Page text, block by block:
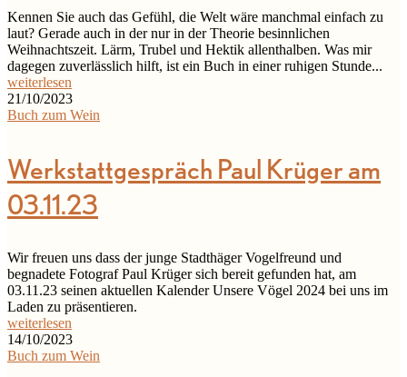
Kennen Sie auch das Gefühl, die Welt wäre manchmal einfach zu
laut? Gerade auch in der nur in der Theorie besinnlichen
Weihnachtszeit. Lärm, Trubel und Hektik allenthalben. Was mir
dagegen zuverlässlich hilft, ist ein Buch in einer ruhigen Stunde...
weiterlesen
21/10/2023
Buch zum Wein
Werkstattgespräch Paul Krüger am
03.11.23
Wir freuen uns dass der junge Stadthäger Vogelfreund und
begnadete Fotograf Paul Krüger sich bereit gefunden hat, am
03.11.23 seinen aktuellen Kalender Unsere Vögel 2024 bei uns im
Laden zu präsentieren.
weiterlesen
14/10/2023
Buch zum Wein